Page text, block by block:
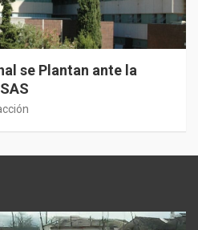
se Plantan ante la